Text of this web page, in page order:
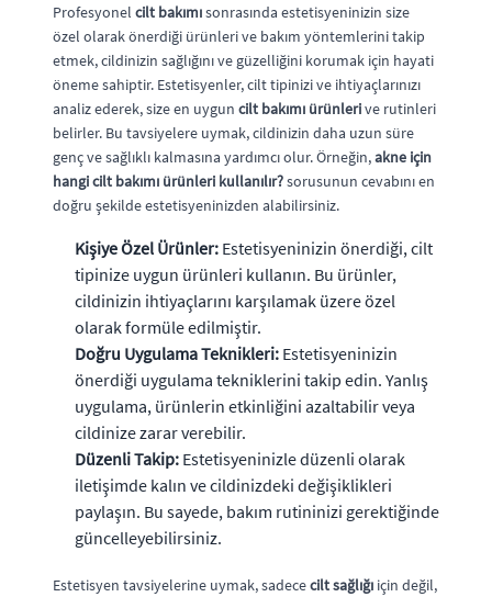
Profesyonel cilt bakımısonrasında estetisyeninizin size
özel olarak önerdiği ürünleri ve bakım yöntemlerini takip
etmek, cildinizin sağlığını ve güzelliğini korumak için hayati
öneme sahiptir. Estetisyenler, cilt tipinizi ve ihtiyaçlarınızı
analiz ederek, size en uygun cilt bakımı ürünlerive rutinleri
belirler. Bu tavsiyelere uymak, cildinizin daha uzun süre
genç ve sağlıklı kalmasına yardımcı olur. Örneğin,akne için
hangi cilt bakımı ürünleri kullanılır?sorusunun cevabını en
doğru şekilde estetisyeninizden alabilirsiniz.
Kişiye Özel Ürünler: Estetisyeninizin önerdiği, cilt
tipinize uygun ürünleri kullanın. Bu ürünler,
cildinizin ihtiyaçlarını karşılamak üzere özel
olarak formüle edilmiştir.
Doğru Uygulama Teknikleri: Estetisyeninizin
önerdiği uygulama tekniklerini takip edin. Yanlış
uygulama, ürünlerin etkinliğini azaltabilir veya
cildinize zarar verebilir.
Düzenli Takip: Estetisyeninizle düzenli olarak
iletişimde kalın ve cildinizdeki değişiklikleri
paylaşın. Bu sayede, bakım rutininizi gerektiğinde
güncelleyebilirsiniz.
Estetisyen tavsiyelerine uymak, sadececilt sağlığı için değil,